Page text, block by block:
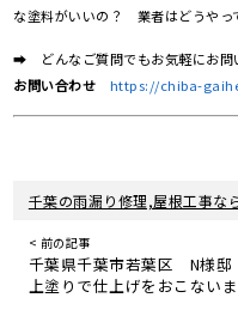
な塗料がいいの？ 業者はどうやっ
➡ どんなご質問でもお気軽にお問
お問い合わせ
https://chiba-
千葉の雨漏り修理,屋根工事な
< 前の記事
千葉県千葉市若葉区 N様
上塗りで仕上げをおこないま